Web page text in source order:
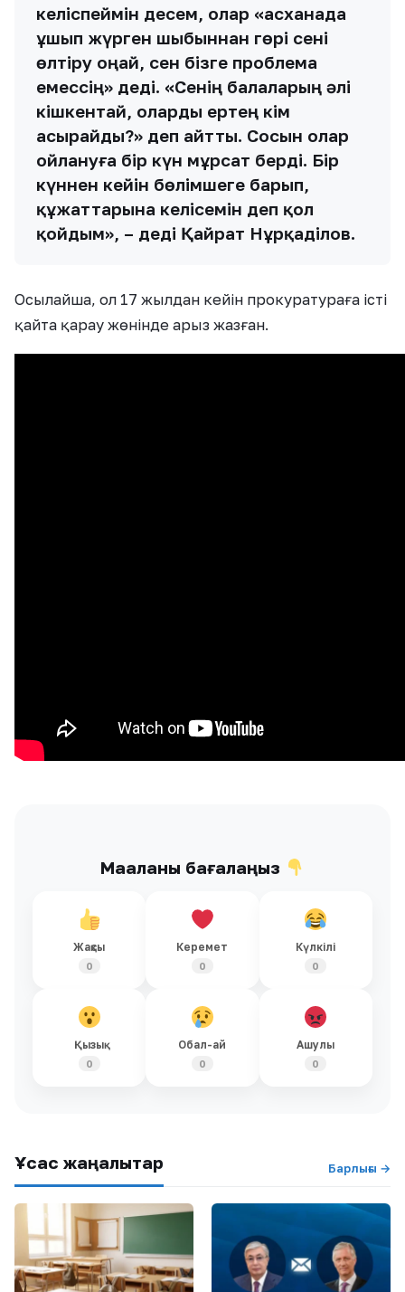
келіспеймін десем, олар «асханада
ұшып жүрген шыбыннан гөрі сені
өлтіру оңай, сен бізге проблема
емессің» деді. «Сенің балаларың әлі
кішкентай, оларды ертең кім
асырайды?» деп айтты. Сосын олар
ойлануға бір күн мұрсат берді. Бір
күннен кейін бөлімшеге барып,
құжаттарына келісемін деп қол
қойдым», – деді Қайрат Нұрқаділов.
Осылайша, ол 17 жылдан кейін прокуратураға істі
қайта қарау жөнінде арыз жазған.
Мақаланы бағалаңыз
Жақсы
0
Керемет
0
Күлкілі
0
Қызық
0
Обал-ай
0
Ашулы
0
Ұқсас жаңалықтар Барлығы →